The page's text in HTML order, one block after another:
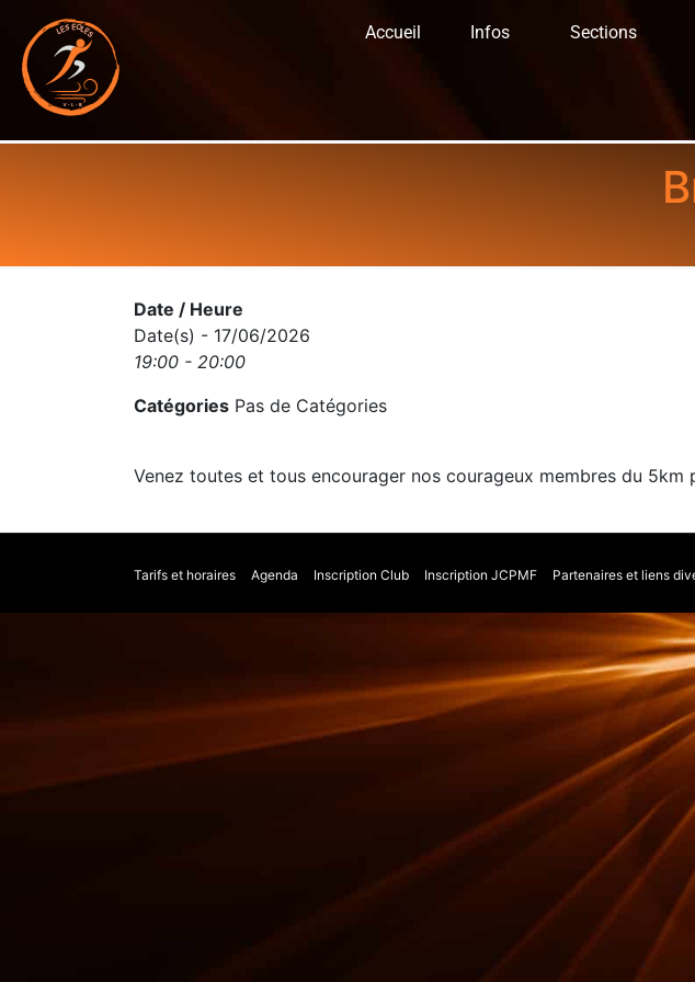
Accueil Infos Sections
Date / Heure
Date(s) - 17/06/2026
19:00 - 20:00
Catégories Pas de Catégories
Venez toutes et tous encourager nos courageux membres du
Tarifs et horaires Agenda Inscription Club Inscription JCPMF Partenaires et liens